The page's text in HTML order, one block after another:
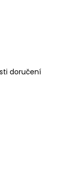
doručení